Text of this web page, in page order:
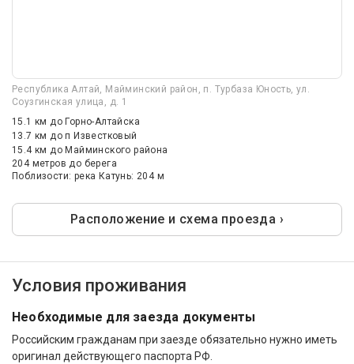
Республика Алтай, Майминский район, п. Турбаза Юность, ул.
Соузгинская улица, д. 1
15.1 кмдо Горно-Алтайска
13.7 кмдо п Известковый
15.4 кмдо Майминского района
204 метров до берега
Поблизости: река Катунь: 204 м
Расположение и схема проезда ›
Условия проживания
Необходимые для заезда документы
Российским гражданам при заезде обязательно нужно иметь
оригинал действующего паспорта РФ.